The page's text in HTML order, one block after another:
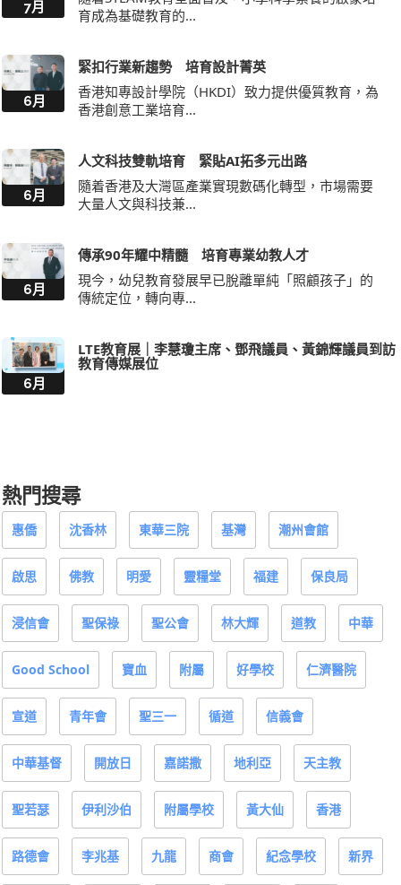
7月
育成為基礎教育的...
6月
緊扣行業新趨勢 培育設計菁英
香港知專設計學院（HKDI）致力提供優質教育，為
香港創意工業培育...
6月
人文科技雙軌培育 緊貼AI拓多元出路
隨着香港及大灣區產業實現數碼化轉型，市場需要
大量人文與科技兼...
6月
傳承90年耀中精髓 培育專業幼教人才
現今，幼兒教育發展早已脫離單純「照顧孩子」的
傳統定位，轉向專...
6月
LTE教育展｜李慧瓊主席、鄧飛議員、黃錦輝議員到訪
教育傳媒展位
熱門搜尋
惠僑 沈香林 東華三院 基灣 潮州會館
啟思 佛教 明愛 靈糧堂 福建 保良局
浸信會 聖保祿 聖公會 林大輝 道教 中華
Good School 寶血 附屬 好學校 仁濟醫院
宣道 青年會 聖三一 循道 信義會
中華基督 開放日 嘉諾撒 地利亞 天主教
聖若瑟 伊利沙伯 附屬學校 黃大仙 香港
路德會 李兆基 九龍 商會 紀念學校 新界